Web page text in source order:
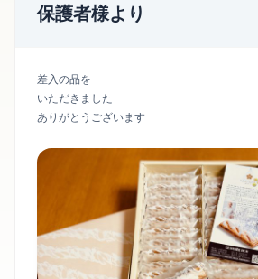
保護者様より
差入の品を
いただきました
ありがとうございます